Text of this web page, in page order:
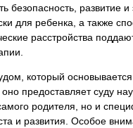
Химическая
Экспертиза
безопасность,
ребенка, а также
расстройства
который
предоставляет суду
родителя, но и
и развития. Особое